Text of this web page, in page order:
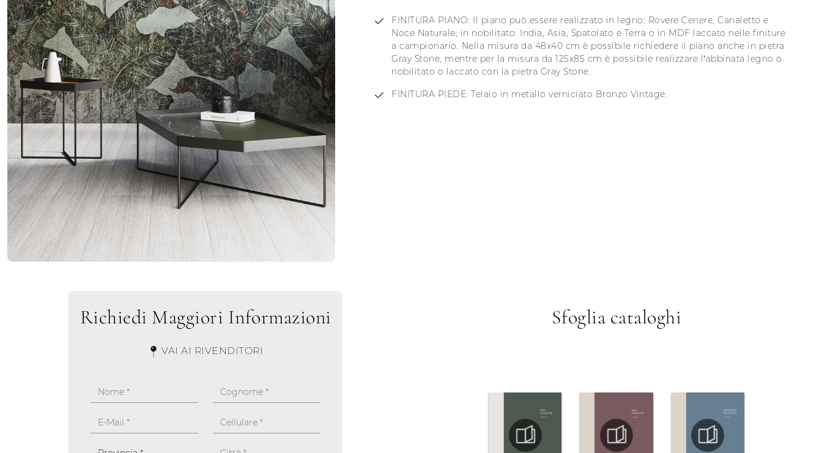
FINITURA PIANO: Il piano può essere realizzato in legno: Rovere Cenere, Canaletto e
Noce Naturale; in nobilitato: India, Asia, Spatolato e Terra o in MDF laccato nelle finiture
a campionario. Nella misura da 48x40 cm è possibile richiedere il piano anche in pietra
Gray Stone, mentre per la misura da 125x85 cm è possibile realizzare l’abbinata legno o
nobilitato o laccato con la pietra Gray Stone.
FINITURA PIEDE: Telaio in metallo verniciato Bronzo Vintage.
Richiedi Maggiori Informazioni
VAI AI RIVENDITORI
Sfoglia cataloghi